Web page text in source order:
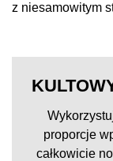
z niesamowitym
proporcje
całkowicie